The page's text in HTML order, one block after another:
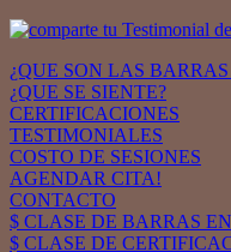
¿QUE SON LAS BARRAS
¿QUE SE SIENTE?
CERTIFICACIONES
TESTIMONIALES
COSTO DE SESIONES
AGENDAR CITA!
CONTACTO
$ CLASE DE BARRAS
$ CLASE DE